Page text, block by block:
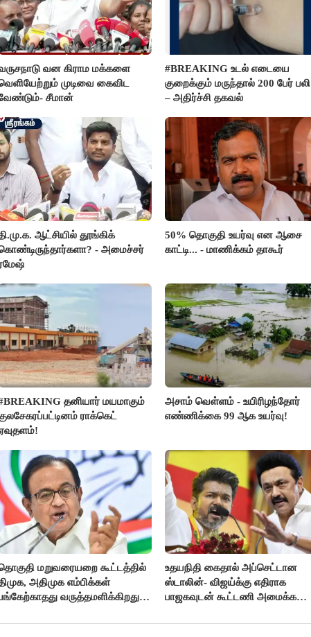
வன கிராம மக்களை
முடிவை கைவிட
சீமான்
#BREAKING உடல் எடையை
குறைக்கும் மருந்தால் 200 பேர் பலி
– அதிர்ச்சி தகவல்
ஆட்சியில் தூங்கிக்
- அமைச்சர்
50% தொகுதி உயர்வு என ஆசை
காட்டி... - மாணிக்கம் தாகூர்
தனியார் மயமாகும்
ராக்கெட்
அசாம் வெள்ளம் - உயிரிழந்தோர்
எண்ணிக்கை 99 ஆக உயர்வு!
மறுவரையறை கூட்டத்தில்
அதிமுக எம்பிக்கள்
வருத்தமளிக்கிறது-
உதயநிதி கைதால் அப்செட்டான
ஸ்டாலின்- விஜய்க்கு எதிராக
பாஜகவுடன் கூட்டணி அமைக்க